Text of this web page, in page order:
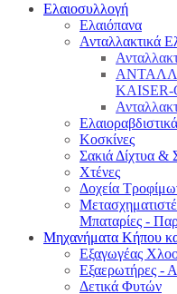
Ελαιοσυλλογή
Ελαιόπανα
Ανταλλακτικά
KAISER-
Ελαιοραβδιστικά
Κοσκίνες
Σακιά Δίχτυα &
Χτένες
Δοχεία
Μπαταρίες -
Μηχανήματα Κήπου
Εξαγωγέας
Εξαερωτήρες -
Δετικά Φυτών